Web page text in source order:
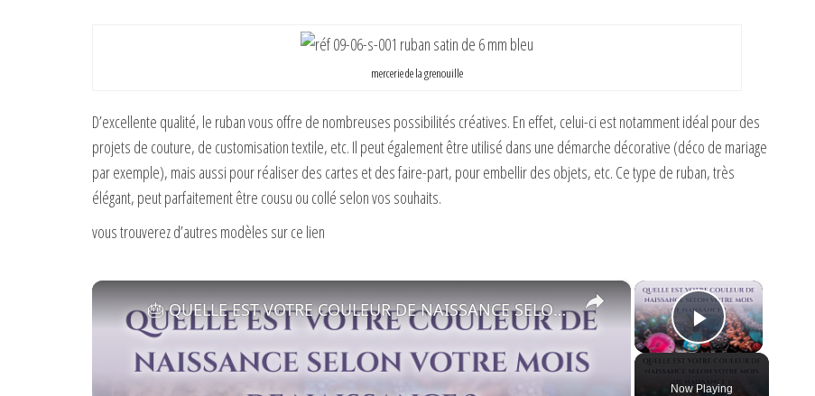
mercerie de la grenouille
D’excellente qualité, le ruban vous offre de nombreuses possibilités créatives. En effet, celui-ci est notamment idéal pour des
projets de couture, de customisation textile, etc. Il peut également être utilisé dans une démarche décorative (déco de mariage
par exemple), mais aussi pour réaliser des cartes et des faire-part, pour embellir des objets, etc. Ce type de ruban, très
élégant, peut parfaitement être cousu ou collé selon vos souhaits.
vous trouverez d’autres modèles sur ce lien
×
Play Video
Now Playing
×
🎂 QUELLE EST VOTRE COULEUR DE NAISSANCE SELON VOTRE MOIS DE NAISSANCE ?